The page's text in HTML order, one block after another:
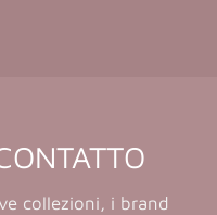
collezioni, i brand